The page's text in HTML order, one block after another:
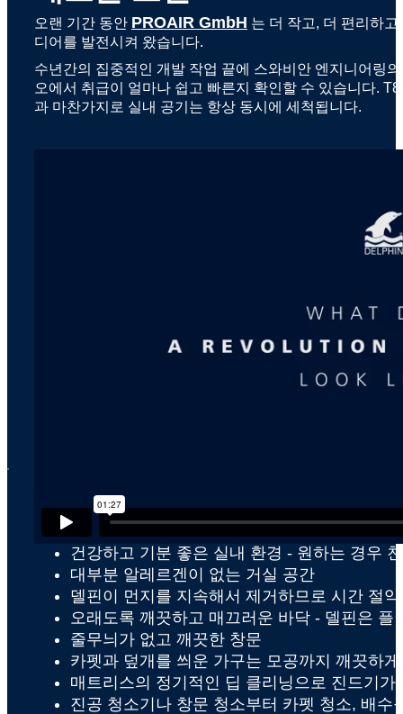
오랜 기간 동안 PROAIR GmbH 는 더 작고, 더 편리하
디어를 발전시켜 왔습니다.
수년간의 집중적인 개발 작업 끝에 스와비안 엔지니어링
오에서 취급이 얼마나 쉽고 빠른지 확인할 수 있습니다.
과 마찬가지로 실내 공기는 항상 동시에 세척됩니다.
x
델핀이 장단기적으로 가져다주는 몇 가지 이점은 다음과
건강하고 기분 좋은 실내 환경 - 원하는 경우
대부분 알레르겐이 없는 거실 공간
델핀이 먼지를 지속해서 제거하므로 시간 절약
오래도록 깨끗하고 매끄러운 바닥 - 델핀은
줄무늬가 없고 깨끗한 창문
카펫과 덮개를 씌운 가구는 모공까지 깨끗하
매트리스의 정기적인 딥 클리닝으로 진드기
진공 청소기나 창문 청소부터 카펫 청소, 배